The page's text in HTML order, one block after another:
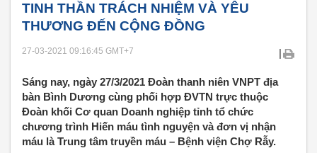
TINH THẦN TRÁCH NHIỆM VÀ YÊU
THƯƠNG ĐẾN CỘNG ĐỒNG
27-03-2021 09:16:45 GMT+7 |
Sáng nay, ngày 27/3/2021 Đoàn thanh niên VNPT địa
bàn Bình Dương cùng phối hợp ĐVTN trực thuộc
Đoàn khối Cơ quan Doanh nghiệp tỉnh tổ chức
chương trình Hiến máu tình nguyện và đơn vị nhận
máu là Trung tâm truyền máu – Bệnh viện Chợ Rẫy.